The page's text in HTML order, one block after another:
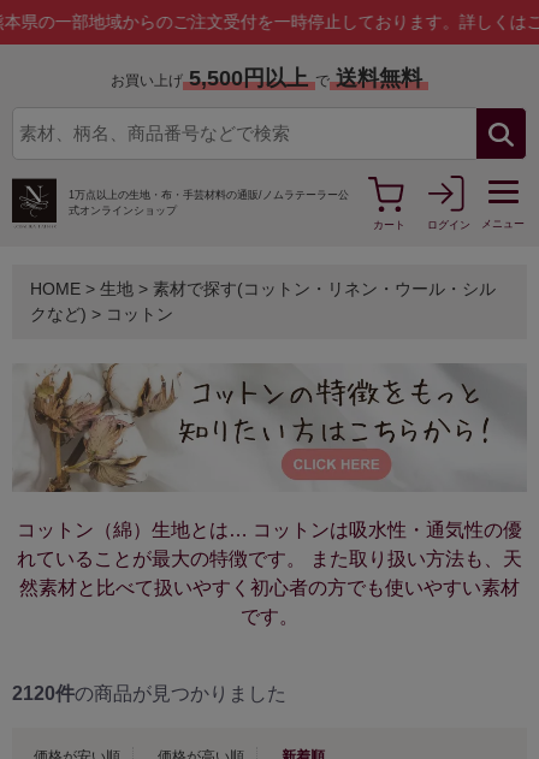
のご注文受付を一時停止しております。 詳しくはこちら
お買い上げ 5,500円以上 で 送料無料
1万点以上の生地・布・手芸材料の通販/ ノムラテーラー公
式オンラインショップ
カート
ログイン メニュー
HOME > 生地 > 素材で探す(コットン・リネン・ウール・シル
クなど) > コットン
コットン（綿）生地とは… コットンは吸水性・通気性の優
れていることが最大の特徴です。 また取り扱い方法も、天
然素材と比べて扱いやすく初心者の方でも使いやすい素材
です。
2120件の商品が見つかりました